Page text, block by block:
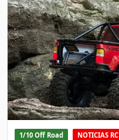
1/10 Off Road NOTICIAS RC